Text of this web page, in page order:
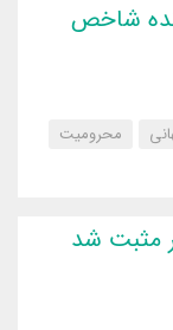
شاخص
محرومیت
مثبت شد